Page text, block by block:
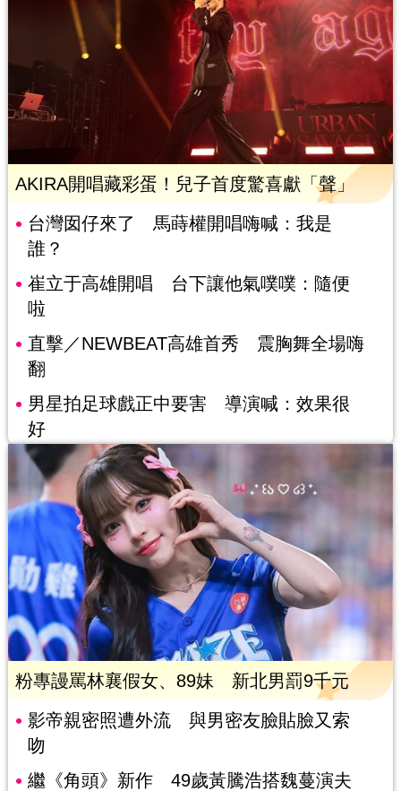
AKIRA開唱藏彩蛋！兒子首度驚喜獻「聲」
台灣囡仔來了 馬蒔權開唱嗨喊：我是
誰？
崔立于高雄開唱 台下讓他氣噗噗：隨便
啦
直擊／NEWBEAT高雄首秀 震胸舞全場嗨
翻
男星拍足球戲正中要害 導演喊：效果很
好
粉專謾罵林襄假女、89妹 新北男罰9千元
影帝親密照遭外流 與男密友臉貼臉又索
吻
繼《角頭》新作 49歲黃騰浩搭魏蔓演夫